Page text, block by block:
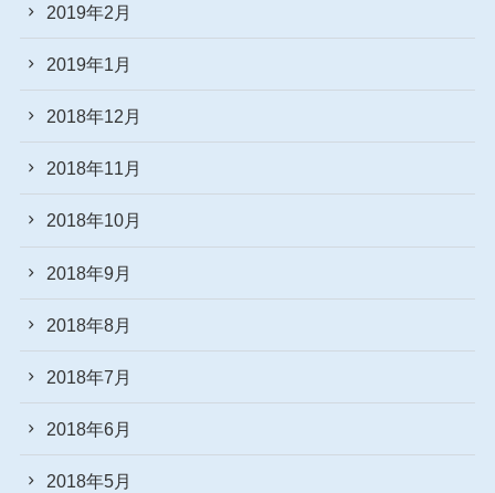
2019年2月
2019年1月
2018年12月
2018年11月
2018年10月
2018年9月
2018年8月
2018年7月
2018年6月
2018年5月